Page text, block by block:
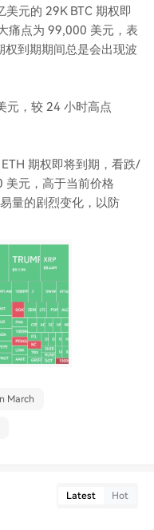
元的 29K BTC 期权即
痛点为 99,000 美元，表
到期期间总是会出现波
元，较 24 小时高点
期权即将到期，看跌/
美元，高于当前价格
量的剧烈变化，以防
March
Latest Hot